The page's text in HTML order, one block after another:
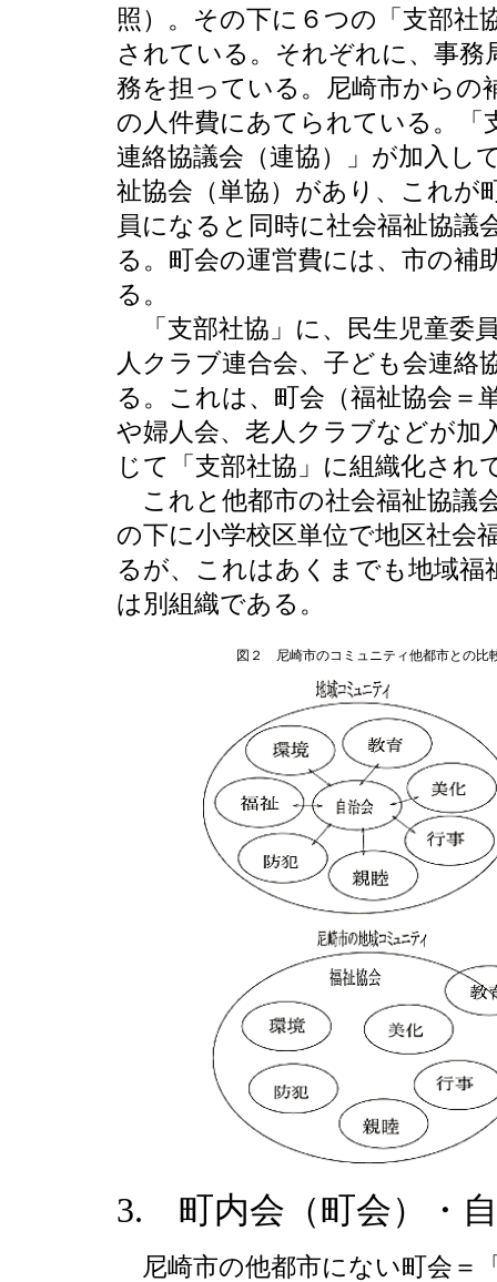
照）。その下に６つの「支部社
されている。それぞれに、事務
務を担っている。尼崎市からの
の人件費にあてられている。「
連絡協議会（連協）」が加入し
祉協会（単協）があり、これが
員になると同時に社会福祉協議
る。町会の運営費には、市の補
る。
「支部社協」に、民生児童委
人クラブ連合会、子ども会連絡
る。これは、町会（福祉協会＝
や婦人会、老人クラブなどが加
じて「支部社協」に組織化され
これと他都市の社会福祉協議
の下に小学校区単位で地区社会
るが、これはあくまでも地域福
は別組織である。
図２ 尼崎市のコミュニティ他都市との比
3. 町内会（町会）・
尼崎市の他都市にない町会＝